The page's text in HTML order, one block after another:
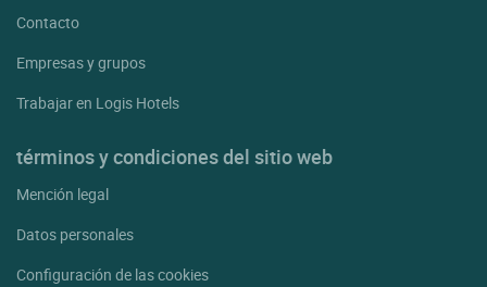
Contacto
Empresas y grupos
Trabajar en Logis Hotels
términos y condiciones del sitio web
Mención legal
Datos personales
Configuración de las cookies